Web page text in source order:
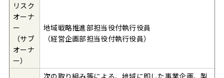
リスク
オーナ
ー
（サブ
オーナ
ー）
地域戦略推進部担当役付執行役員
（経営企画部担当役付執行役員）